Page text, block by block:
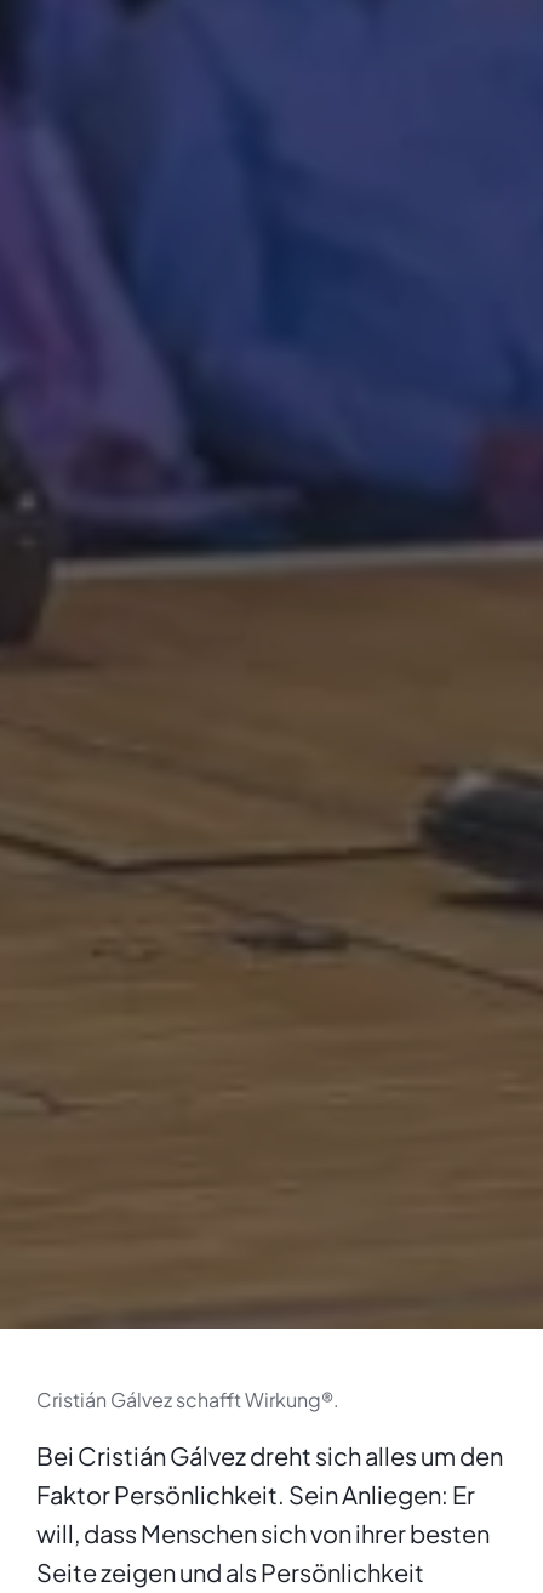
Cristián Gálvez schafft Wirkung®.
Bei Cristián Gálvez dreht sich alles um den
Faktor Persönlichkeit. Sein Anliegen: Er
will, dass Menschen sich von ihrer besten
Seite zeigen und als Persönlichkeit